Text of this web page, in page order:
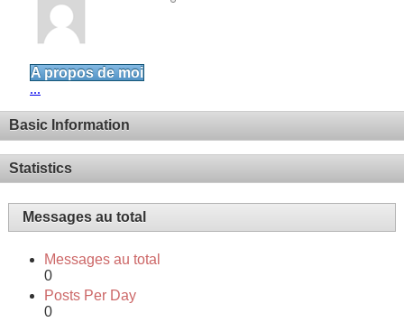
A propos de moi
...
Basic Information
Statistics
Messages au total
Messages au total
0
Posts Per Day
0